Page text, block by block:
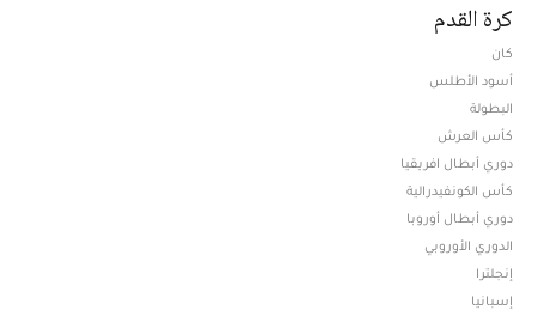
كرة القدم
كان
أسود الأطلس
البطولة
كأس العرش
دوري أبطال افريقيا
كأس الكونفيدرالية
دوري أبطال أوروبا
الدوري الأوروبي
إنجلترا
إسبانيا